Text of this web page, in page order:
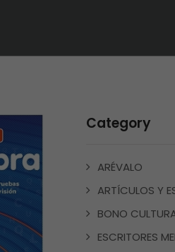
Category
ARÉVALO
ARTÍCULOS Y
BONO
ESCRITORES